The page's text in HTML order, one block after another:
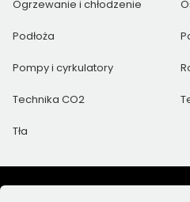
Ogrzewanie i chłodzenie
Podłoża
Pompy i cyrkulatory
Technika CO2
Tła